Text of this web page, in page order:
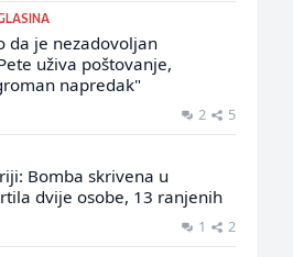
da je nezadovoljan
uživa poštovanje,
napredak"
2 5
Bomba skrivena u
dvije osobe, 13 ranjenih
1 2